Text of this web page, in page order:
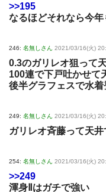
>>195
なるほどそれなら今
246: 名無しさん 2021/03/16(火)
0.3のガリレオ狙って
100連で下戸吐かせて
後半グラフェスで水
249: 名無しさん 2021/03/16(火)
ガリレオ斉藤って天
254: 名無しさん 2021/03/16(火)
>>249
渾身Ⅱはガチで強い